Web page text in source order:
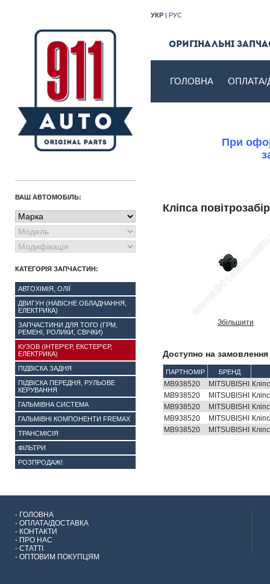
УКР | РУС
Оригінальні
ГОЛОВНА ОПЛАТА/
При
Кліпса
Збільшити
Доступно на
ПАРТНОМІР БРЕНД
MB938520 MITSUBISHI
MB938520
MITSUBISHI
MB938520
MITSUBISHI
MB938520
MITSUBISHI
MB938520
MITSUBISHI
ВАШ АВТОМОБІЛЬ:
КАТЕГОРІЯ ЗАПЧАСТИН:
АВТОХІМІЯ, ОЛІЇ
ДВИГУН (НАВІСНЕ ОБЛАДНАННЯ,
ЕЛЕКТРИКА)
ЗАПЧАСТИНИ ДЛЯ ТОГО (ГРМ,
РЕМЕНІ, РОЛИКИ, СВІЧКИ)
КУЗОВ (ІНТЕР'ЄР, ЕКСТЕР'ЄР,
ЕЛЕКТРИКА)
ПІДВІСКА ЗАДНЯ
ПІДВІСКА ПЕРЕДНЯ, РУЛЬОВЕ
КЕРУВАННЯ
ГАЛЬМІВНА СИСТЕМА
ГАЛЬМІВНІ КОМПОНЕНТИ FREMAX
ТРАНСМІСІЯ
ФІЛЬТРИ
РОЗПРОДАЖ!
- ГОЛОВНА
- ОПЛАТА/ДОСТАВКА
- КОНТАКТИ
- ПРО НАС
- СТАТТІ
- ОПТОВИМ ПОКУПЦЯМ